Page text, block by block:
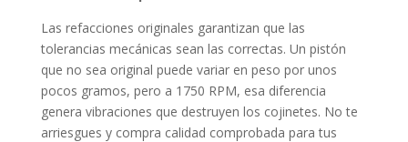
Las refacciones originales garantizan que las
tolerancias mecánicas sean las correctas. Un pistón
que no sea original puede variar en peso por unos
pocos gramos, pero a 1750 RPM, esa diferencia
genera vibraciones que destruyen los cojinetes. No te
arriesgues y compra calidad comprobada para tus